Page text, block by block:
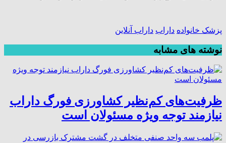
پزشک خانواده داراب داراب آنلاین
نوشته های مشابه
ظرفیت‌های کم‌نظیر کشاورزی فورگ داراب
نیازمند توجه ویژه مسئولان است